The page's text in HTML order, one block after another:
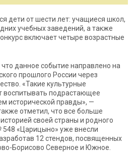
дети от шести лет: учащиеся школ,
учебных заведений, а также
включает четыре возрастные
данное событие направлено на
прошлого России через
«Такие культурные
воспитывать подрастающее
исторической правды», —
отметил, что все больше
своей страны и родного
«Царицыно» уже внесли
12 стендов, посвященных
Борисово Северное и Южное.